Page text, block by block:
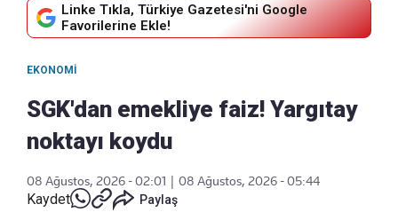
Linke Tıkla, Türkiye Gazetesi'ni Google
Favorilerine Ekle!
EKONOMI
SGK'dan emekliye faiz! Yargıtay
noktayı koydu
08 Ağustos, 2026 - 02:01 08 Ağustos, 2026 - 05:44
Kaydet Paylaş